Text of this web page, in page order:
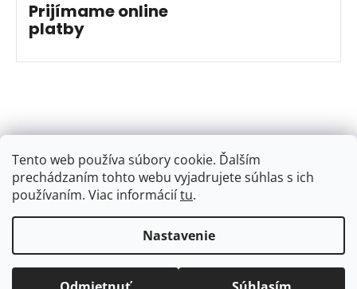
Tento web používa súbory cookie. Ďalším
prechádzaním tohto webu vyjadrujete súhlas s ich
používaním. Viac informáciítu.
Nastavenie
Prijímame online
platby
Vytvoril Shoptet&Jakub Grác
Copyright 2026BAJKSHOP . Všetky práva vyhradené.